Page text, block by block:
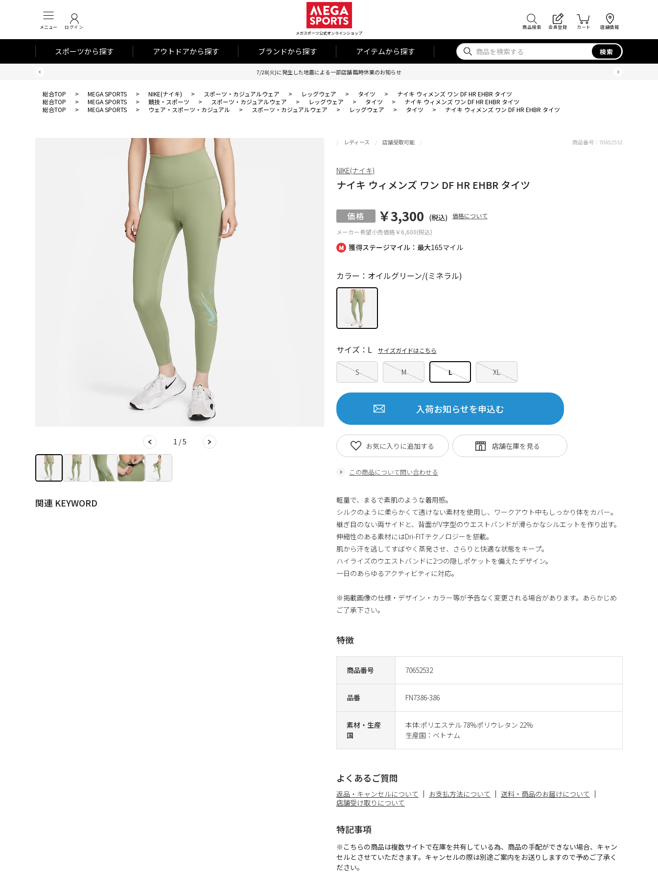
メニュー ログイン
メガスポーツ公式オンラインショップ
商品検索 会員登録 カート 店舗情報
スポーツから探す アウトドアから探す ブランドから探す アイテムから探す 検索
7/28(火)に発生した地震による一部店舗 臨時休業のお知らせ
総合TOP > MEGA SPORTS > NIKE(ナイキ) > スポーツ・カジュアルウェア > レッグウェア > タイツ >
ナイキ ウィメンズ ワン DF HR EHBR タイツ
総合TOP
> MEGA SPORTS > 競技・スポーツ > スポーツ・カジュアルウェア > レッグウェア > タイツ >
ナイキ ウィメンズ ワン DF HR EHBR タイツ
総合TOP
> MEGA SPORTS > ウェア・スポーツ・カジュアル > スポーツ・カジュアルウェア > レッグウェア > タイツ > ナイキ ウィメンズ ワン DF HR EHBR タイツ
1 / 5
関連 KEYWORD
獲得ステージマイル：最大165マイル
レディース 店舗受取可能
ナイキ ウィメンズ ワン DF HR EHBR タイツ
メーカー希望小売価格￥6,600(税込)
￥3,300 (税込) 価格について
商品番号 70652532
品番 FN7386-386
素材・生産
国
本体:ポリエステル 78%ポリウレタン 22%
生産国：ベトナム
カラー：オイルグリーン/(ミネラル)
S M L XL
サイズ：L サイズガイドはこちら
入荷お知らせを申込む
この商品について問い合わせる
お気に入りに追加する
商品番号： 70652532
NIKE(ナイキ)
軽量で、まるで素肌のような着用感。
シルクのように柔らかくて透けない素材を使用し、ワークアウト中もしっかり体をカバー。
継ぎ目のない両サイドと、背面がV字型のウエストバンドが滑らかなシルエットを作り出す。
伸縮性のある素材にはDri-FITテクノロジーを搭載。
肌から汗を逃してすばやく蒸発させ、さらりと快適な状態をキープ。
ハイライズのウエストバンドに2つの隠しポケットを備えたデザイン。
一日のあらゆるアクティビティに対応。
※掲載画像の仕様・デザイン・カラー等が予告なく変更される場合があります。あらかじめ
ご了承下さい。
特徴
よくあるご質問
返品・キャンセルについて お支払方法について
送料・商品のお届けについて
店舗受け取りについて
特記事項
※こちらの商品は複数サイトで在庫を共有している為、商品の手配ができない場合、キャン
セルとさせていただきます。キャンセルの際は別途ご案内をお送りしますので予めご了承く
ださい。